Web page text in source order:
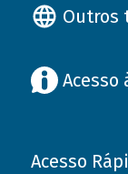
Outros
Acesso
Acesso